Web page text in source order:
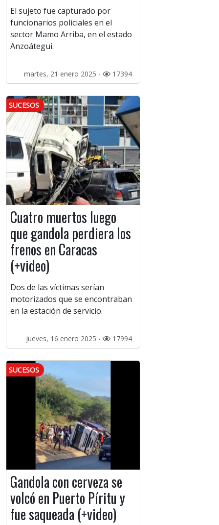
El sujeto fue capturado por
funcionarios policiales en el
sector Mamo Arriba, en el estado
Anzoátegui.
martes, 21 enero 2025 - 17394
SUCESOS
Cuatro muertos luego
que gandola perdiera los
frenos en Caracas
(+video)
Dos de las víctimas serían
motorizados que se encontraban
en la estación de servicio.
jueves, 16 enero 2025 - 17994
SUCESOS
Gandola con cerveza se
volcó en Puerto Píritu y
fue saqueada (+video)